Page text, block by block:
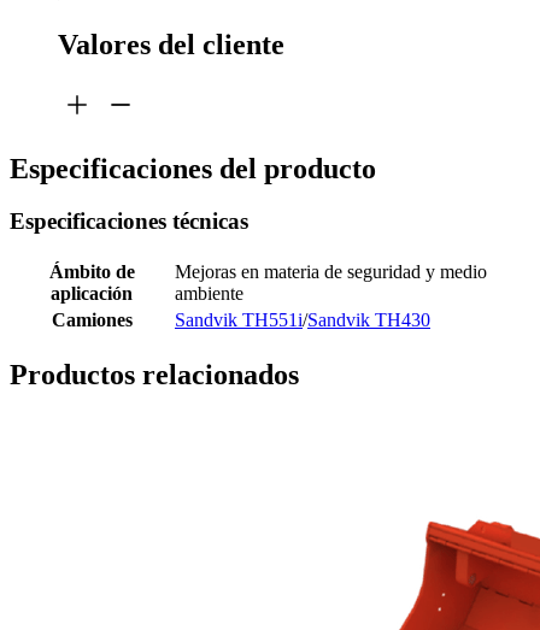
Valores del cliente
Especificaciones del producto
Especificaciones técnicas
Ámbito de
aplicación
Mejoras en materia de seguridad y medio
ambiente
Camiones
Sandvik TH551i/Sandvik TH430
Productos relacionados